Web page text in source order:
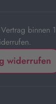
binnen
widerrufen